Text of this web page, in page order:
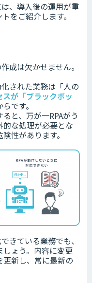
、導入後の運用が重
をご紹介します。
成は欠かせません。
された業務は「人の
スが「ブラックボッ
です。
と、万が一RPAがう
的な処理が必要とな
性があります。
きている業務でも、
ょう。内容に変更
新し、常に最新の